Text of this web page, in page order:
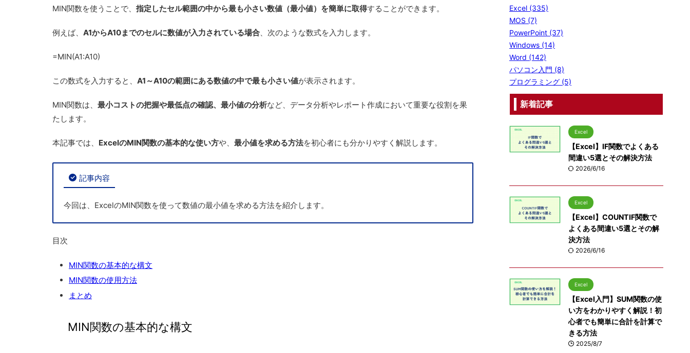
MIN関数を使うことで、 指定したセル範囲の中から最も小さい数値（最小値）を簡単に取得することができます。
例えば、 A1からA10までのセルに数値が入力されている場合、次のような数式を入力します。
=MIN(A1:A10)
この数式を入力すると、 A1～A10の範囲にある数値の中で最も小さい値が表示されます。
MIN関数は、 最小コストの把握や最低点の確認、最小値の分析など、データ分析やレポート作成において重要な役割を果
たします。
本記事では、 ExcelのMIN関数の基本的な使い方や、 最小値を求める方法を初心者にも分かりやすく解説します。
記事内容
今回は、 ExcelのMIN関数を使って数値の最小値を求める方法を紹介します。
目次
MIN関数の基本的な構文
MIN関数の使用方法
まとめ
MIN関数の基本的な構文
Excel (335)
MOS (7)
PowerPoint (37)
Windows (14)
Word (142)
パソコン入門 (8)
プログラミング (5)
新着記事
Excel
【Excel】IF関数でよくある
間違い5選とその解決方法
2026/6/16
Excel
【Excel】COUNTIF関数で
よくある間違い5選とその解
決方法
2026/6/16
Excel
【Excel入門】SUM関数の使
い方をわかりやすく解説！初
心者でも簡単に合計を計算で
きる方法
2025/8/7